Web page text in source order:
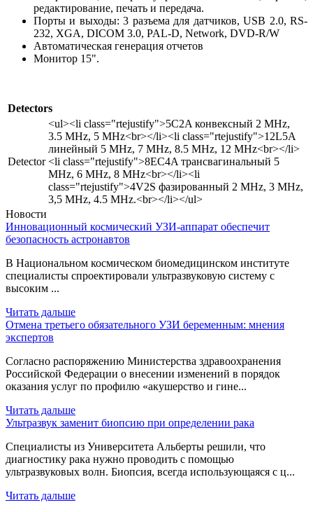
редактирование, печать и передача.
Порты и выходы: 3 разъема для датчиков, USB 2.0, RS-
232, XGA, DICOM 3.0, PAL-D, Network, DVD-R/W
Автоматическая генерация отчетов
Монитор 15".
Detectors
Detector
<ul><li class="rtejustify">5C2A конвексный 2 MHz,
3.5 MHz, 5 MHz<br></li><li class="rtejustify">12L5A
линейный 5 MHz, 7 MHz, 8.5 MHz, 12 MHz<br></li>
<li class="rtejustify">8EC4A трансвагинальный 5
MHz, 6 MHz, 8 MHz<br></li><li
class="rtejustify">4V2S фазированный 2 MHz, 3 MHz,
3,5 MHz, 4.5 MHz.<br></li></ul>
Новости
Инновационный космический УЗИ-аппарат обеспечит
безопасность астронавтов
В Национальном космическом биомедицинском институте
специалисты спроектировали ультразвуковую систему с
высоким ...
Читать дальше
Отмена третьего обязательного УЗИ беременным: мнения
экспертов
Согласно распоряжению Министерства здравоохранения
Российской Федерации о внесении изменений в порядок
оказания услуг по профилю «акушерство и гине...
Читать дальше
Ультразвук заменит биопсию при определении рака
Специалисты из Университета Альберты решили, что
диагностику рака нужно проводить с помощью
ультразвуковых волн. Биопсия, всегда использующаяся с ц...
Читать дальше